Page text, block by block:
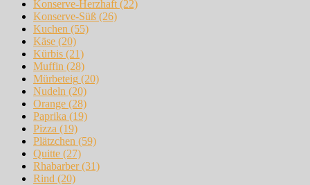
Konserve-Herzhaft (22)
Konserve-Süß (26)
Kuchen (55)
Käse (20)
Kürbis (21)
Muffin (28)
Mürbeteig (20)
Nudeln (20)
Orange (28)
Paprika (19)
Pizza (19)
Plätzchen (59)
Quitte (27)
Rhabarber(31)
Rind (20)